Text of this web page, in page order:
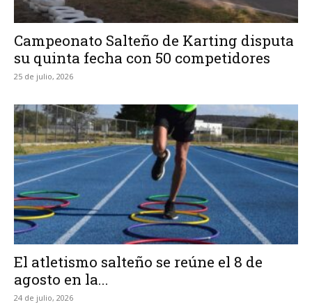
Campeonato Salteño de Karting disputa
su quinta fecha con 50 competidores
25 de julio, 2026
El atletismo salteño se reúne el 8 de
agosto en la...
24 de julio, 2026